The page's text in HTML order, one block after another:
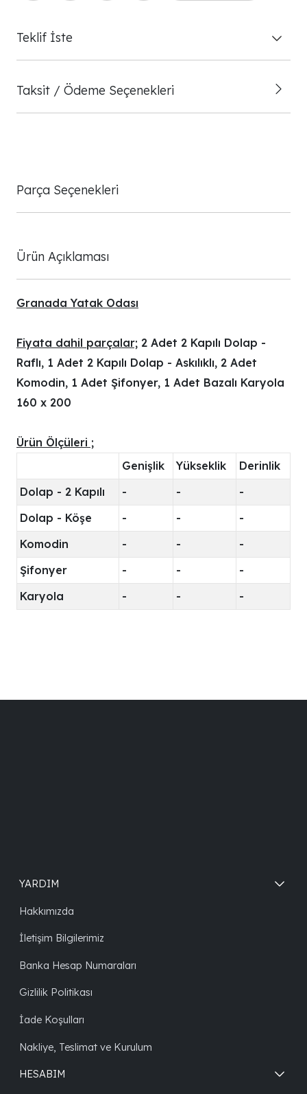
Teklif İste
Taksit / Ödeme Seçenekleri
Parça Seçenekleri
Ürün Açıklaması
Granada Yatak Odası
Fiyata dahil parçalar; 2 Adet 2 Kapılı Dolap -
Raflı, 1 Adet 2 Kapılı Dolap - Askılıklı, 2 Adet
Komodin, 1 Adet Şifonyer, 1 Adet Bazalı Karyola
160 x 200
Ürün Ölçüleri ;
Genişlik
Yükseklik
Derinlik
Dolap - 2 Kapılı
- -
-
Dolap - Köşe
- -
-
Komodin
- -
-
Şifonyer
- -
-
Karyola
- - -
YARDIM
Hakkımızda
İletişim Bilgilerimiz
Banka Hesap Numaraları
Gizlilik Politikası
İade Koşulları
Nakliye, Teslimat ve Kurulum
HESABIM